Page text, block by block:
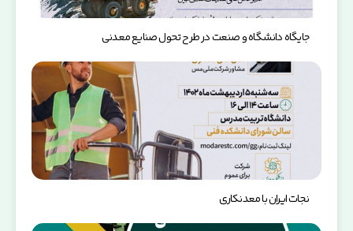
جایگاه دانشگاه و صنعت در طرح تحول صنایع معدنی
نجات ایران با معدنکاری